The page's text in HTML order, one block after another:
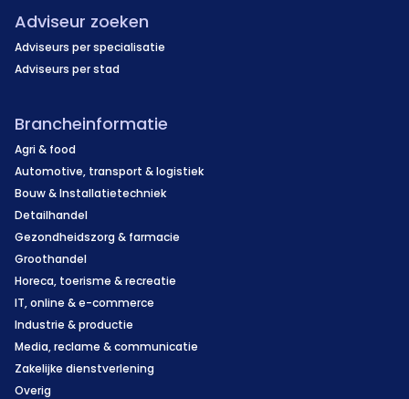
Adviseur zoeken
Adviseurs per specialisatie
Adviseurs per stad
Brancheinformatie
Agri & food
Automotive, transport & logistiek
Bouw & Installatietechniek
Detailhandel
Gezondheidszorg & farmacie
Groothandel
Horeca, toerisme & recreatie
IT, online & e-commerce
Industrie & productie
Media, reclame & communicatie
Zakelijke dienstverlening
Overig